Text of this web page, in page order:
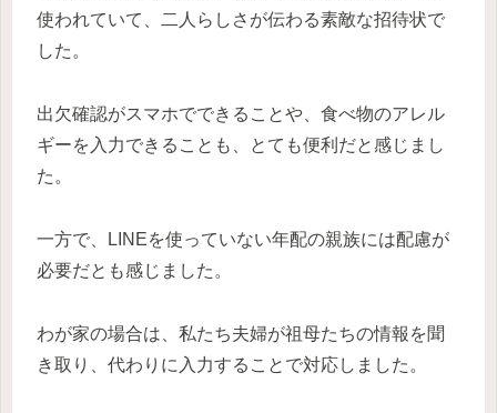
使われていて、二人らしさが伝わる素敵な招待状で
した。
出欠確認がスマホでできることや、食べ物のアレル
ギーを入力できることも、とても便利だと感じまし
た。
一方で、LINEを使っていない年配の親族には配慮が
必要だとも感じました。
わが家の場合は、私たち夫婦が祖母たちの情報を聞
き取り、代わりに入力することで対応しました。